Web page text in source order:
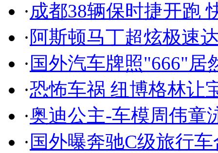
·成都38辆保时捷开跑
·阿斯顿马丁超炫极速
· 国外汽车牌照"666"居
·恐怖车祸 纽博格林让
·奥迪公主-车模周伟童
· 国外曝奔驰C级旅行